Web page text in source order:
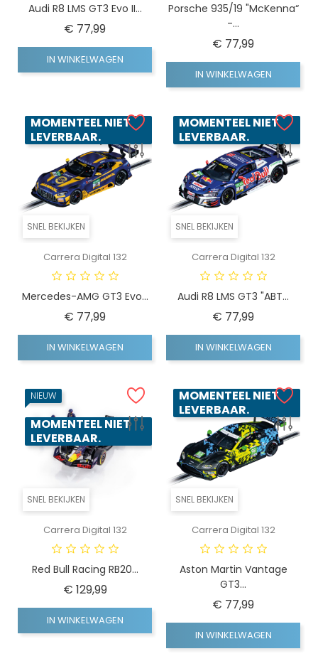
Audi R8 LMS GT3 Evo II...
€ 77,99Prijs
IN WINKELWAGEN
Porsche 935/19 "McKenna“
-...
€ 77,99Prijs
IN WINKELWAGEN
SNEL BEKIJKEN
MOMENTEEL NIET
LEVERBAAR.
Carrera Digital 132
Mercedes-AMG GT3 Evo...
€ 77,99Prijs
IN WINKELWAGEN
SNEL BEKIJKEN
MOMENTEEL NIET
LEVERBAAR.
Carrera Digital 132
Audi R8 LMS GT3 "ABT...
€ 77,99Prijs
IN WINKELWAGEN
SNEL BEKIJKEN
NIEUW
MOMENTEEL NIET
LEVERBAAR.
Carrera Digital 132
Red Bull Racing RB20...
€ 129,99Prijs
IN WINKELWAGEN
SNEL BEKIJKEN
MOMENTEEL NIET
LEVERBAAR.
Carrera Digital 132
Aston Martin Vantage
GT3...
€ 77,99Prijs
IN WINKELWAGEN